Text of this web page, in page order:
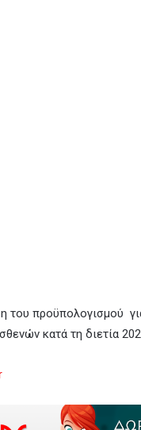
του προϋπολογισμού
κατά τη διετία